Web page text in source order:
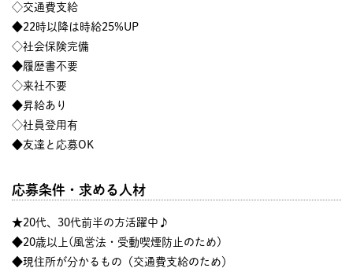
◇交通費支給
◆22時以降は時給25%UP
◇社会保険完備
◆履歴書不要
◇来社不要
◆昇給あり
◇社員登用有
◆友達と応募OK
応募条件・求める人材
★20代、30代前半の方活躍中♪
◆20歳以上(風営法・受動喫煙防止のため)
◆現住所が分かるもの（交通費支給のため）